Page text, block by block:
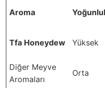
Aroma
Tfa Honeydew Yüksek
Diğer Meyve
Aromaları
Orta